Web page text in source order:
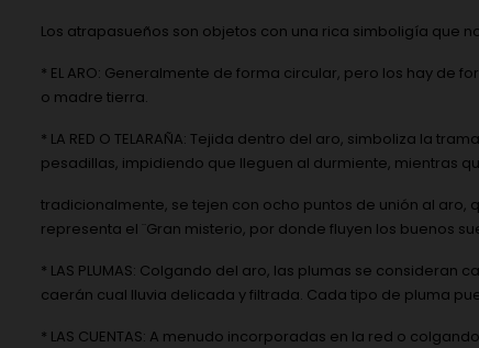
Los atrapasueños son objetos con una rica simboligía que
* EL ARO: Generalmente de forma circular, pero los hay
o madre tierra.
* LA RED O TELARAÑA: Tejida dentro del aro, simboliza la
pesadillas, impidiendo que lleguen al durmiente, mientras
tradicionalmente, se tejen con ocho puntos de unión al
representa el ¨Gran misterio, por donde fluyen los buenos
* LAS PLUMAS: Colgando del aro, las plumas se
caerán cual lluvia delicada y filtrada. Cada tipo de pluma
* LAS CUENTAS: A menudo incorporadas en la red o